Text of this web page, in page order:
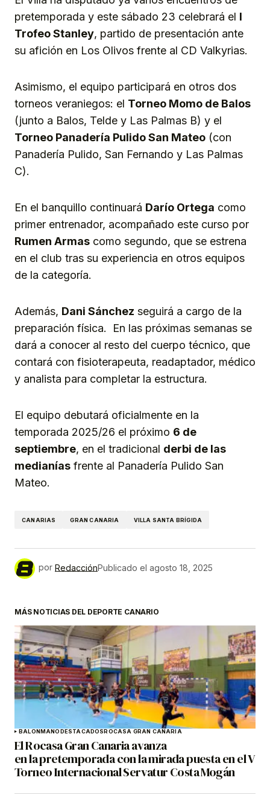
pretemporada y este sábado 23 celebrará el I
Trofeo Stanley, partido de presentación ante
su afición en Los Olivos frente al CD Valkyrias.
Asimismo, el equipo participará en otros dos
torneos veraniegos: el Torneo Momo de Balos
(junto a Balos, Telde y Las Palmas B) y el
Torneo Panadería Pulido San Mateo (con
Panadería Pulido, San Fernando y Las Palmas
C).
En el banquillo continuará Darío Ortega como
primer entrenador, acompañado este curso por
Rumen Armas como segundo, que se estrena
en el club tras su experiencia en otros equipos
de la categoría.
Además, Dani Sánchez seguirá a cargo de la
preparación física. En las próximas semanas se
dará a conocer al resto del cuerpo técnico, que
contará con fisioterapeuta, readaptador, médico
y analista para completar la estructura.
El equipo debutará oficialmente en la
temporada 2025/26 el próximo 6 de
septiembre, en el tradicional derbi de las
medianías frente al Panadería Pulido San
Mateo.
CANARIAS GRAN CANARIA VILLA SANTA BRÍGIDA
por RedacciónPublicado el agosto 18, 2025
MÁS NOTICIAS DEL DEPORTE CANARIO
BALONMANODESTACADOSROCASA GRAN CANARIA
El Rocasa Gran Canaria avanza
en la pretemporada con la mirada puesta en el V
Torneo Internacional Servatur Costa Mogán